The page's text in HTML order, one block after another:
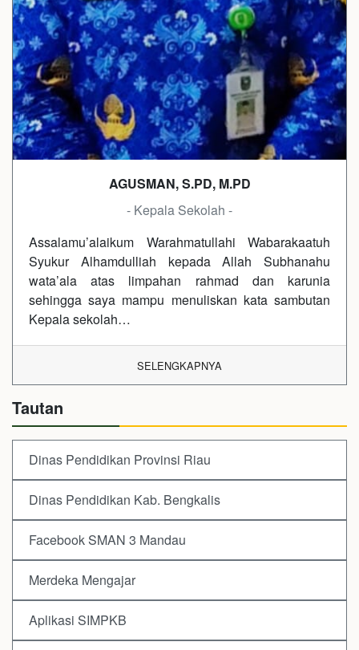
AGUSMAN, S.PD, M.PD
- Kepala Sekolah -
Assalamu’alaikum Warahmatullahi Wabarakaatuh
Syukur Alhamdulliah kepada Allah Subhanahu
wata’ala atas limpahan rahmad dan karunia
sehingga saya mampu menuliskan kata sambutan
Kepala sekolah…
SELENGKAPNYA
Tautan
Dinas Pendidikan Provinsi Riau
Dinas Pendidikan Kab. Bengkalis
Facebook SMAN 3 Mandau
Merdeka Mengajar
Aplikasi SIMPKB